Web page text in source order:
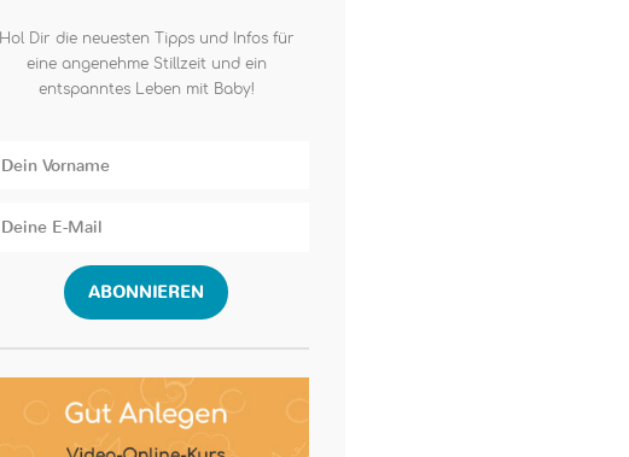
Hol Dir die neuesten Tipps und Infos für
eine angenehme Stillzeit und ein
entspanntes Leben mit Baby!
ABONNIEREN